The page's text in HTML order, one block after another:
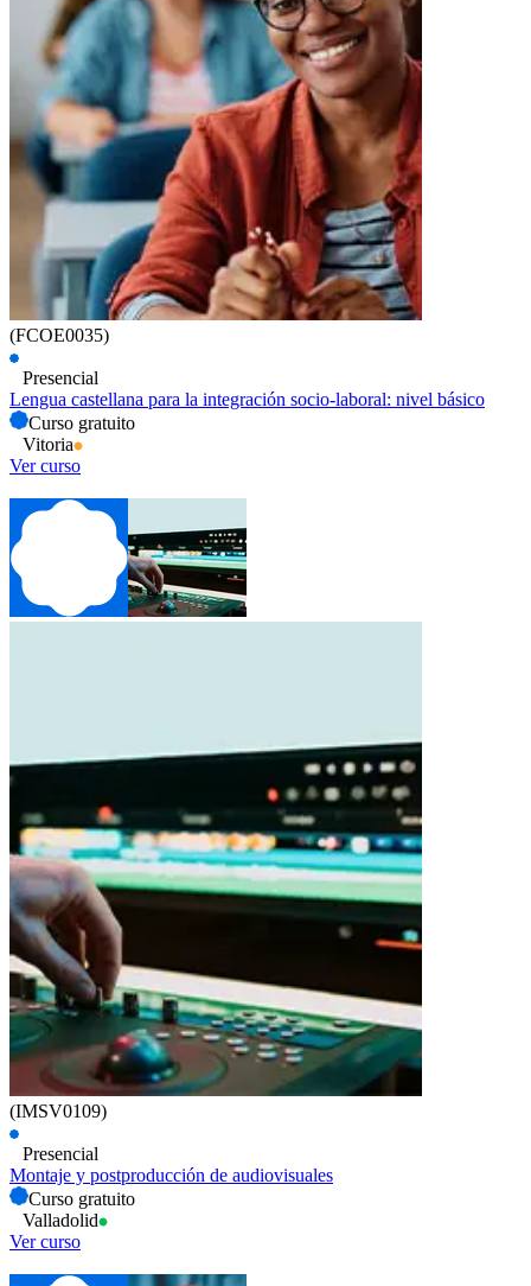
(FCOE0035)
Presencial
Lengua castellana para la integración socio-laboral: nivel básico
Curso gratuito
Vitoria
Ver curso
(IMSV0109)
Presencial
Montaje y postproducción de audiovisuales
Curso gratuito
Valladolid
Ver curso